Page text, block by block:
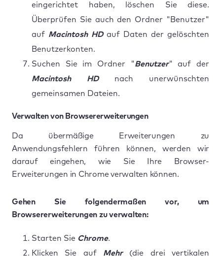
eingerichtet haben, löschen Sie diese.
Überprüfen Sie auch den Ordner "Benutzer"
auf Macintosh HDauf Daten der gelöschten
Benutzerkonten.
Suchen Sie im Ordner "Benutzer" auf der
Macintosh HDnach unerwünschten
gemeinsamen Dateien.
Verwalten von Browsererweiterungen
Da übermäßige Erweiterungen zu
Anwendungsfehlern führen können, werden wir
darauf eingehen, wie Sie Ihre Browser-
Erweiterungen in Chrome verwalten können.
Gehen Sie folgendermaßen vor, um
Browsererweiterungen zu verwalten:
Starten Sie Chrome.
Klicken Sie auf Mehr(die drei vertikalen